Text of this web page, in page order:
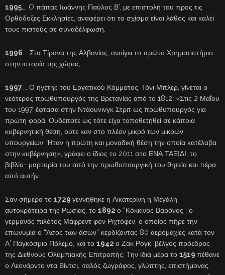
1995 …. O πάπας Ιωάννης Παύλος Β’, με επιστολή του προς τις
Ορθόδοξες Εκκλησίες, αναφέρει ότι το σχίσμα είναι λάθος και καλεί
τους πιστούς σε συναδέλφωση.
1996 …. Στα Τίρανα της Αλβανίας, ανοίγει το πρώτο Χρηματιστήριο
στην ιστορία της χώρας.
1997 …. Ο ηγέτης του Εργατικού Κόμματος, Τόνι Μπλερ, γίνεται ο
νεότερος πρωθυπουργός της Βρετανίας από το 1812. «Στις 2 Μαΐου
του 1997, έφτασα στην Ντάουνινγκ Στριτ ως πρωθυπουργός για
πρώτη φορά. Ουδέποτε ως τότε είχα τοποθετηθεί σε κάποια
κυβερνητική θέση, ούτε καν στο πλέον μικρό των μικρών
υπουργείων. Ήταν η πρώτη και μοναδική θέση την οποία κατέλαβα
στην κυβέρνηση», γράφει ο ίδιος το 2011 στο ΕΝΑ ΤΑΞΙΔΙ, το
βιβλίο- μαρτυρία του από την πρωθυπουργική του θητεία και πέρα
από αυτήν.
Σαν σήμερα το 1729 γεννήθηκε η Αικατερίνη η Μεγάλη,
αυτοκράτειρα της Ρωσίας, το 1892 ο “Κόκκινος Βαρόνος”, ο
γερμανός πιλότος Μάφρεντ φον Ριχτόφεν, ο οποίος πήρε την
επωνυμία ο “Άσος των άσων” κερδίζοντας 80 αερομαχίες κατά τον
Α’ Παγκόσμιο Πόλεμο, και το 1942 ο Ζακ Ρογκ, βέλγος πρόεδρος
της Διεθνούς Ολυμπιακής Επιτροπής. Την ίδια μέρα το 1519 πέθανε
ο Λεονάρντο ντα Βίντσι, ιταλός ζωγράφος, γλύπτης, επιστήμονας,